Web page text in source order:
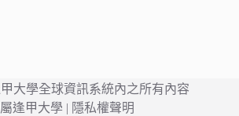
大學全球資訊系統內之所有內容
逢甲大學 | 隱私權聲明